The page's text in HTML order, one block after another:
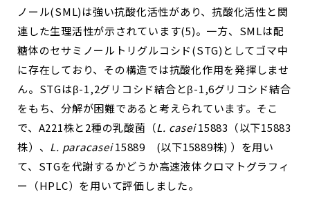
ノール(SML)は強い抗酸化活性があり、抗酸化活性と関
連した生理活性が示されています(5)。一方、SMLは配
糖体のセサミノールトリグルコシド(STG)としてゴマ中
に存在しており、その構造では抗酸化作用を発揮しませ
ん。STGはβ-1,2グリコシド結合とβ-1,6グリコシド結合
をもち、分解が困難であると考えられています。そこ
で、A221株と2種の乳酸菌（L. casei15883（以下15883
株）、 L. paracasei15889 (以下15889株) ）を用い
て、STGを代謝するかどうか高速液体クロマトグラフィ
ー（HPLC）を用いて評価しました。